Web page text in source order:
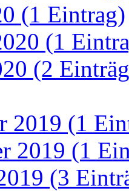
(1 Eintrag)
(1
(2
2019 (1
2019 (1
(3